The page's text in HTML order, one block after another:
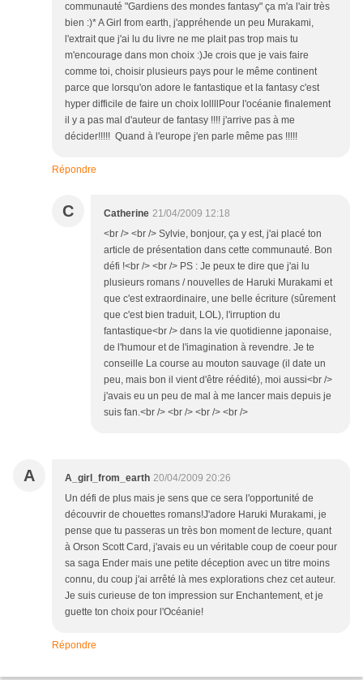
communauté "Gardiens des mondes fantasy" ça m'a l'air très
bien :)* A Girl from earth, j'appréhende un peu Murakami,
l'extrait que j'ai lu du livre ne me plait pas trop mais tu
m'encourage dans mon choix :)Je crois que je vais faire
comme toi, choisir plusieurs pays pour le même continent
parce que lorsqu'on adore le fantastique et la fantasy c'est
hyper difficile de faire un choix lollllPour l'océanie finalement
il y a pas mal d'auteur de fantasy !!!! j'arrive pas à me
décider!!!!! Quand à l'europe j'en parle même pas !!!!!
Répondre
C Catherine 21/04/2009 12:18
<br /> <br /> Sylvie, bonjour, ça y est, j'ai placé ton
article de présentation dans cette communauté. Bon
défi !<br /> <br /> PS : Je peux te dire que j'ai lu
plusieurs romans / nouvelles de Haruki Murakami et
que c'est extraordinaire, une belle écriture (sûrement
que c'est bien traduit, LOL), l'irruption du
fantastique<br /> dans la vie quotidienne japonaise,
de l'humour et de l'imagination à revendre. Je te
conseille La course au mouton sauvage (il date un
peu, mais bon il vient d'être réédité), moi aussi<br />
j'avais eu un peu de mal à me lancer mais depuis je
suis fan.<br /> <br /> <br /> <br />
A A_girl_from_earth 20/04/2009 20:26
Un défi de plus mais je sens que ce sera l'opportunité de
découvrir de chouettes romans!J'adore Haruki Murakami, je
pense que tu passeras un très bon moment de lecture, quant
à Orson Scott Card, j'avais eu un véritable coup de coeur pour
sa saga Ender mais une petite déception avec un titre moins
connu, du coup j'ai arrêté là mes explorations chez cet auteur.
Je suis curieuse de ton impression sur Enchantement, et je
guette ton choix pour l'Océanie!
Répondre